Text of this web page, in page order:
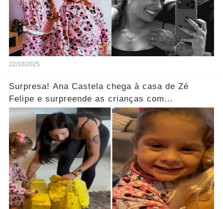
22/10/2025
Surpresa! Ana Castela chega à casa de Zé
Felipe e surpreende as crianças com
presentes... Ver mais